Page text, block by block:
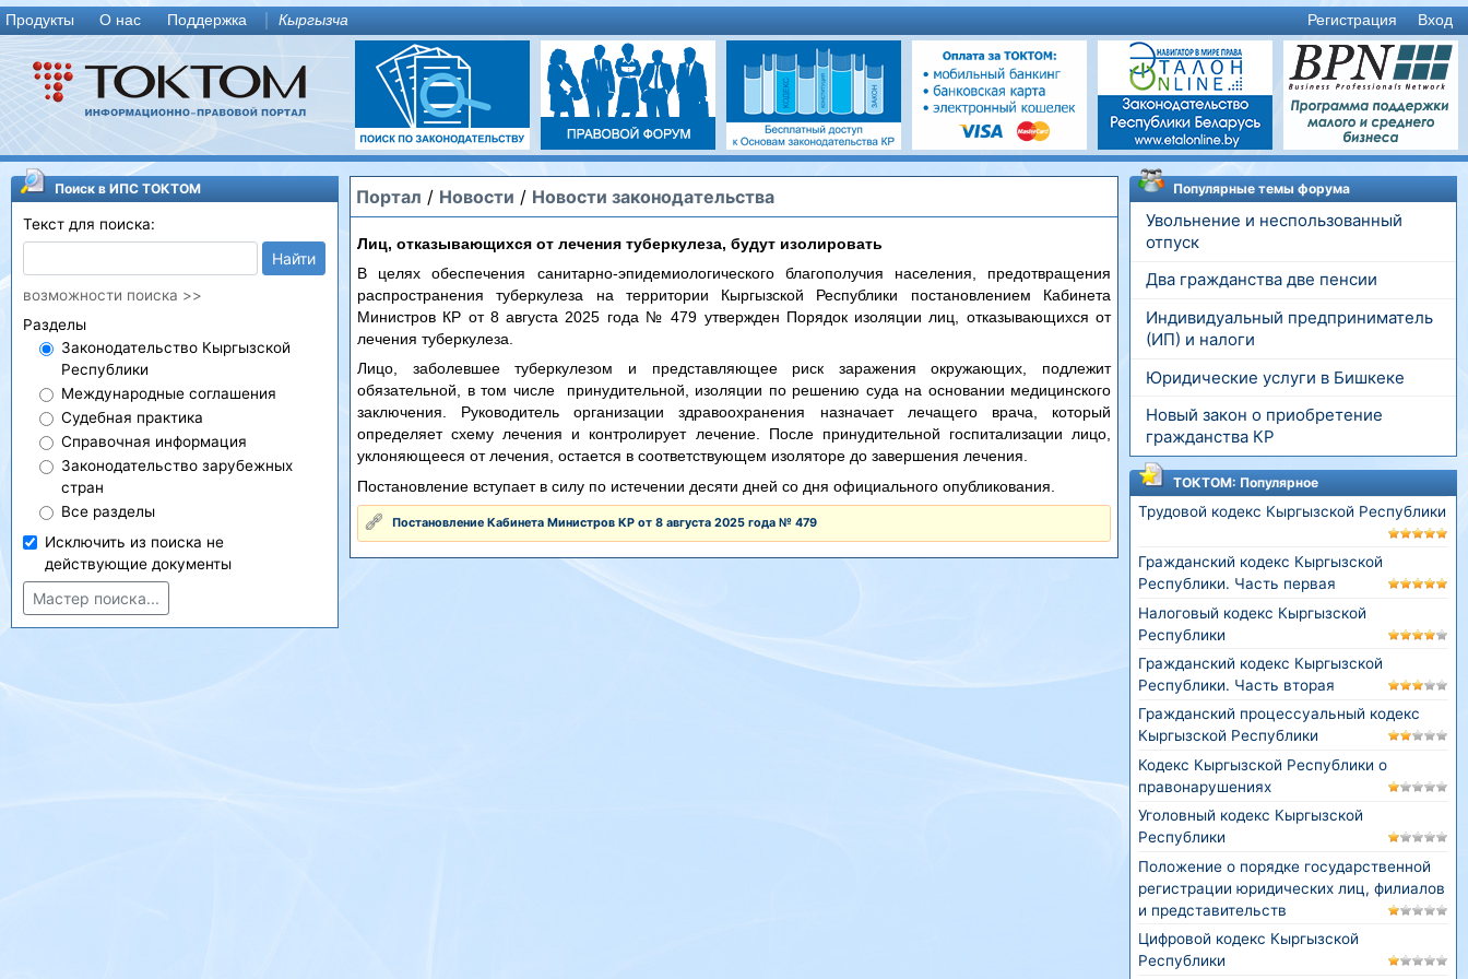
Продукты О нас Поддержка Кыргызча Вход
Регистрация
Поиск в ИПС ТОКТОМ
Текст для поиска:
Найти
возможности поиска >>
Разделы
Законодательство Кыргызской
Республики
Международные соглашения
Судебная практика
Справочная информация
Законодательство зарубежных
стран
Все разделы
Исключить из поиска не
действующие документы
Мастер поиска...
Популярные темы форума
Увольнение и неспользованный
отпуск
Два гражданства две пенсии
Индивидуальный предприниматель
(ИП) и налоги
Юридические услуги в Бишкеке
Новый закон о приобретение
гражданства КР
ТОКТОМ: Популярное
Трудовой кодекс Кыргызской Республики
Гражданский кодекс Кыргызской
Республики. Часть первая
Налоговый кодекс Кыргызской
Республики
Гражданский кодекс Кыргызской
Республики. Часть вторая
Гражданский процессуальный кодекс
Кыргызской Республики
Кодекс Кыргызской Республики о
правонарушениях
Уголовный кодекс Кыргызской
Республики
Положение о порядке государственной
регистрации юридических лиц, филиалов
и представительств
Цифровой кодекс Кыргызской
Республики
Портал / Новости / Новости законодательства
Лиц, отказывающихся от лечения туберкулеза, будут изолировать
В целях обеспечения санитарно-эпидемиологического благополучия населения, предотвращения
распространения туберкулеза на территории Кыргызской Республики постановлением Кабинета
Министров КР от 8 августа 2025 года № 479 утвержден Порядок изоляции лиц, отказывающихся от
лечения туберкулеза.
Лицо, заболевшее туберкулезом и представляющее риск заражения окружающих, подлежит
обязательной, в том числе принудительной, изоляции по решению суда на основании медицинского
заключения. Руководитель организации здравоохранения назначает лечащего врача, который
определяет схему лечения и контролирует лечение. После принудительной госпитализации лицо,
уклоняющееся от лечения, остается в соответствующем изоляторе до завершения лечения.
Постановление вступает в силу по истечении десяти дней со дня официального опубликования.
Постановление Кабинета Министров КР от 8 августа 2025 года № 479